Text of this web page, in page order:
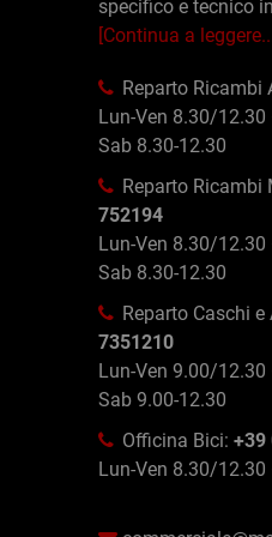
specifico e tecnico
[Continua a
Reparto Ricambi
Lun-Ven 8.30/
Sab 8.30-12.30
Reparto Ricambi
752194
Lun-Ven 8.30/
Sab 8.30-12.30
Reparto Caschi
7351210
Lun-Ven 9.00/
Sab 9.00-12.30
Officina Bici: +39
Lun-Ven 8.30/